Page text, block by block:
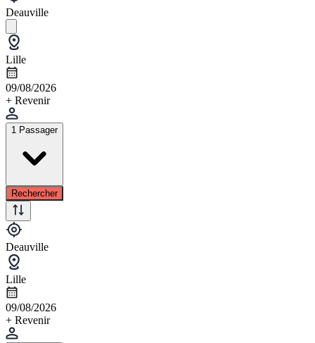
Deauville
Lille
09/08/2026
+ Revenir
1 Passager
Rechercher
Deauville
Lille
09/08/2026
+ Revenir